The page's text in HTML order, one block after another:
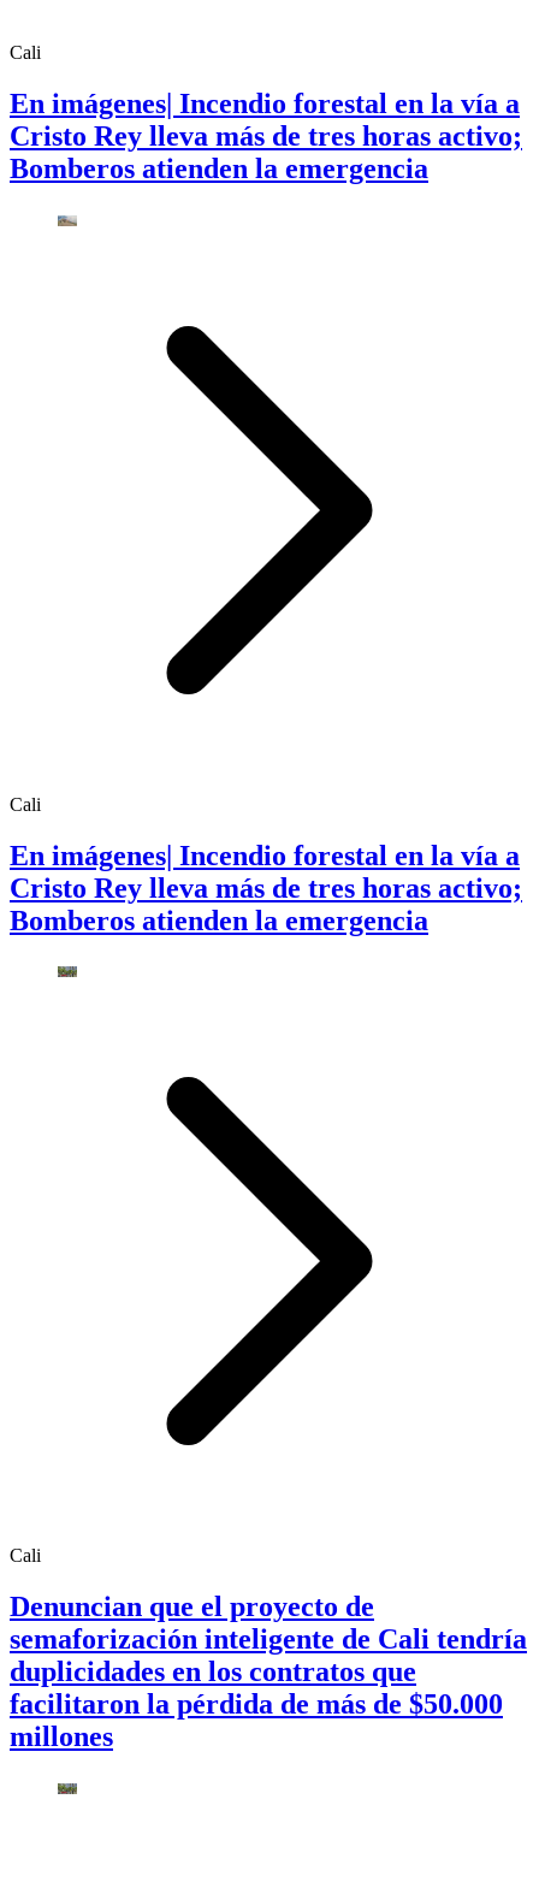
Cali
En imágenes| Incendio forestal en la vía a
Cristo Rey lleva más de tres horas activo;
Bomberos atienden la emergencia
Cali
En imágenes| Incendio forestal en la vía a
Cristo Rey lleva más de tres horas activo;
Bomberos atienden la emergencia
Cali
Denuncian que el proyecto de
semaforización inteligente de Cali tendría
duplicidades en los contratos que
facilitaron la pérdida de más de $50.000
millones